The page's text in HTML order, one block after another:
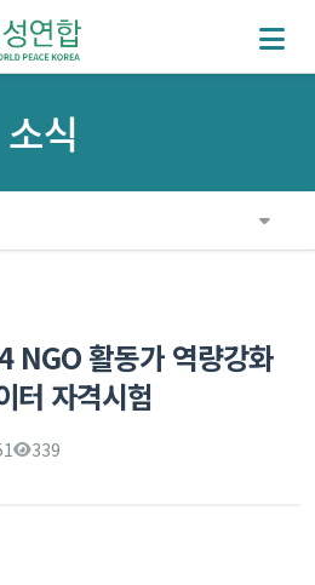
소식
NGO 활동가 역량강화
터 자격시험
339